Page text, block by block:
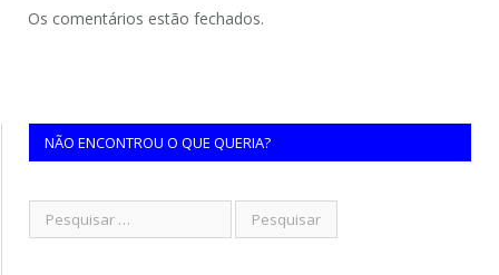
Os comentários estão fechados.
NÃO ENCONTROU O QUE QUERIA?